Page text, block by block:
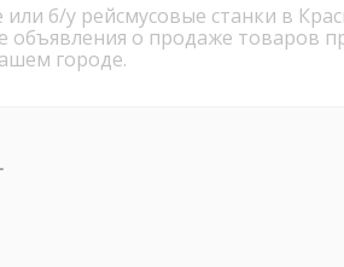
б/у рейсмусовые станки в
объявления о продаже товаров
городе.